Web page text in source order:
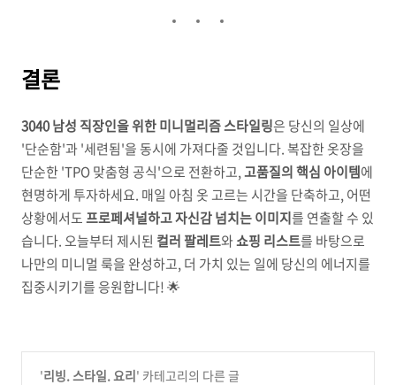
결론
3040 남성 직장인을 위한 미니멀리즘 스타일링은 당신의 일상에
'단순함'과 '세련됨'을 동시에 가져다줄 것입니다. 복잡한 옷장을
단순한 'TPO 맞춤형 공식'으로 전환하고,고품질의 핵심 아이템에
현명하게 투자하세요. 매일 아침 옷 고르는 시간을 단축하고, 어떤
상황에서도프로페셔널하고 자신감 넘치는 이미지를 연출할 수 있
습니다. 오늘부터 제시된 컬러 팔레트와쇼핑 리스트를 바탕으로
나만의 미니멀 룩을 완성하고, 더 가치 있는 일에 당신의 에너지를
집중시키기를 응원합니다! 🌟
'리빙. 스타일. 요리' 카테고리의 다른 글